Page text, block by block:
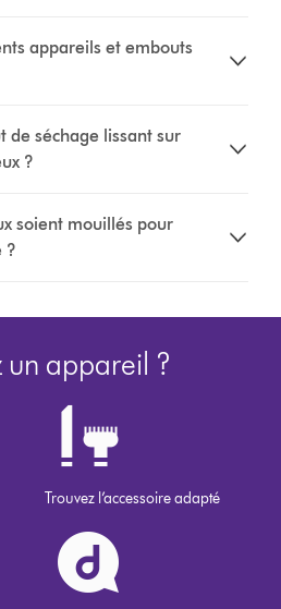
appareils et embouts
de séchage lissant sur
?
soient mouillés pour
?
un appareil ?
Trouvez l’accessoire adapté